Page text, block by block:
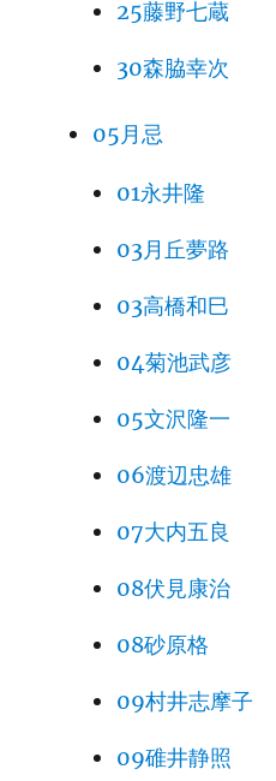
25藤野七蔵
30森脇幸次
05月忌
01永井隆
03月丘夢路
03高橋和巳
04菊池武彦
05文沢隆一
06渡辺忠雄
07大内五良
08伏見康治
08砂原格
09村井志摩子
09碓井静照